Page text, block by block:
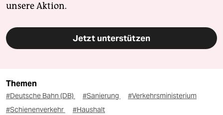
unsere Aktion.
Jetzt unterstützen
Themen
#Deutsche Bahn (DB) #Sanierung
#Verkehrsministerium
#Schienenverkehr
#Haushalt